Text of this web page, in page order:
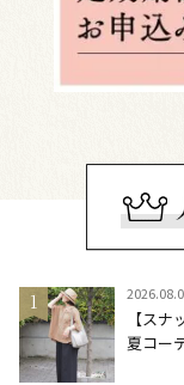
【ス
夏コー